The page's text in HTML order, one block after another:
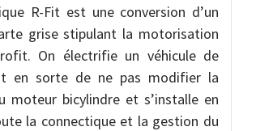
R-Fit est une conversion d’un
grise stipulant la motorisation
On électrifie un véhicule de
en sorte de ne pas modifier la
moteur bicylindre et s’installe en
la connectique et la gestion du